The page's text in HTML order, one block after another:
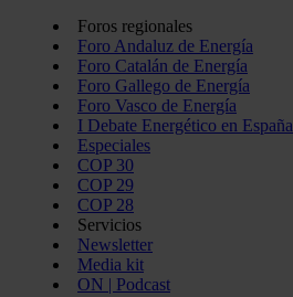
Foros regionales
Foro Andaluz de Energía
Foro Catalán de Energía
Foro Gallego de Energía
Foro Vasco de Energía
I Debate Energético en España
Especiales
COP 30
COP 29
COP 28
Servicios
Newsletter
Media kit
ON | Podcast